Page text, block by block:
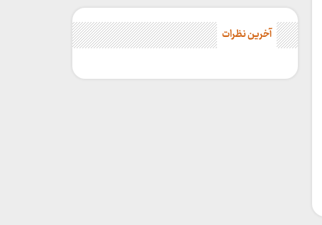
آخرین نظرات